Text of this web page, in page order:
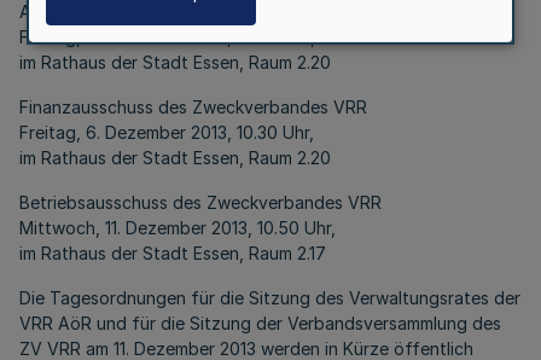
Ausschuss für Investitionen und Finanzen der VRR AöR
Freitag, 6. Dezember 2013, 10.00 Uhr,
im Rathaus der Stadt Essen, Raum 2.20
Finanzausschuss des Zweckverbandes VRR
Freitag, 6. Dezember 2013, 10.30 Uhr,
im Rathaus der Stadt Essen, Raum 2.20
Betriebsausschuss des Zweckverbandes VRR
Mittwoch, 11. Dezember 2013, 10.50 Uhr,
im Rathaus der Stadt Essen, Raum 2.17
Die Tagesordnungen für die Sitzung des Verwaltungsrates der
VRR AöR und für die Sitzung der Verbandsversammlung des
ZV VRR am 11. Dezember 2013 werden in Kürze öffentlich